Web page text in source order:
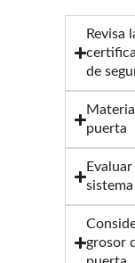
Revisa
de
puerta
Evaluar
grosor